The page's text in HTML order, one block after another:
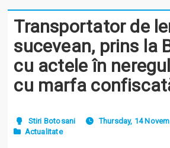
Transportator de
sucevean, prins la
cu actele în
cu marfa
Stiri Botosani
Thursday, 14
Actualitate